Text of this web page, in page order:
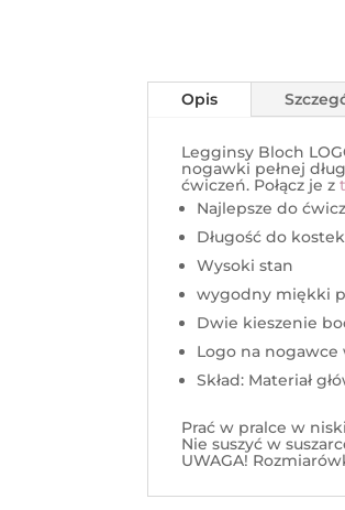
Opis
Legginsy Bloch
nogawki pełnej
ćwiczeń. Połącz je z
Najlepsze do
Długość do kostek
Wysoki stan
wygodny miękki
Dwie kieszenie
Logo na
Skład: Materiał
Prać w pralce w
Nie suszyć w
UWAGA!